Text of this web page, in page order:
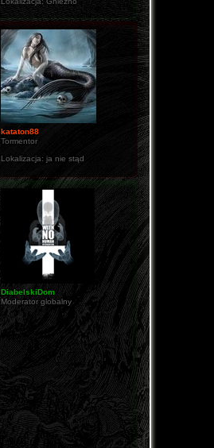
kataton88
Tormentor
Lokalizacja: ja nie stąd
DiabelskiDom
Moderator globalny